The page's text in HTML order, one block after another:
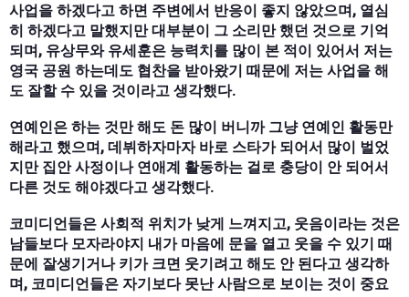
사업을 하겠다고 하면 주변에서 반응이 좋지 않았으며, 열심
히 하겠다고 말했지만 대부분이 그 소리만 했던 것으로 기억
되며, 유상무와 유세훈은 능력치를 많이 본 적이 있어서 저는
영국 공원 하는데도 협찬을 받아왔기 때문에 저는 사업을 해
도 잘할 수 있을 것이라고 생각했다.
연예인은 하는 것만 해도 돈 많이 버니까 그냥 연예인 활동만
해라고 했으며, 데뷔하자마자 바로 스타가 되어서 많이 벌었
지만 집안 사정이나 연애계 활동하는 걸로 충당이 안 되어서
다른 것도 해야겠다고 생각했다.
코미디언들은 사회적 위치가 낮게 느껴지고, 웃음이라는 것은
남들보다 모자라야지 내가 마음에 문을 열고 웃을 수 있기 때
문에 잘생기거나 키가 크면 웃기려고 해도 안 된다고 생각하
며, 코미디언들은 자기보다 못난 사람으로 보이는 것이 중요